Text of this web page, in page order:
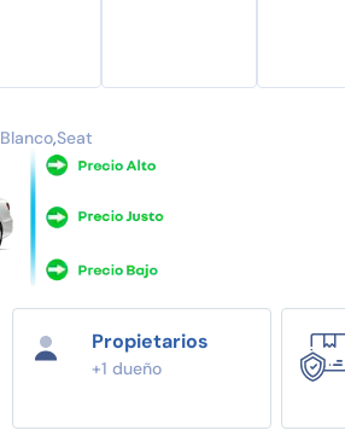
Blanco,Seat
Propietarios
+1 dueño